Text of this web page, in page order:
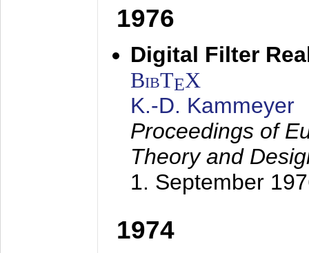
1976
Digital Filter
BibTEX
K.-D. Kammeyer
Proceedings of
Theory and
1. September
1974